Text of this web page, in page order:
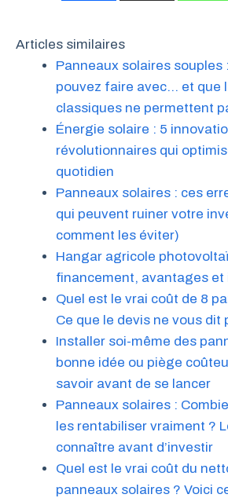
Articles similaires
Panneaux solaires souples
pouvez faire avec… et que
classiques ne permettent
Énergie solaire : 5
révolutionnaires qui
quotidien
Panneaux solaires : ces
qui peuvent ruiner votre
comment les éviter)
Hangar agricole
financement, avantages et
Quel est le vrai coût de 8
Ce que le devis ne vous
Installer soi-même des
bonne idée ou piège
savoir avant de se lancer
Panneaux solaires :
les rentabiliser vraiment ?
connaître avant d’investir
Quel est le vrai coût du
panneaux solaires ? Voici